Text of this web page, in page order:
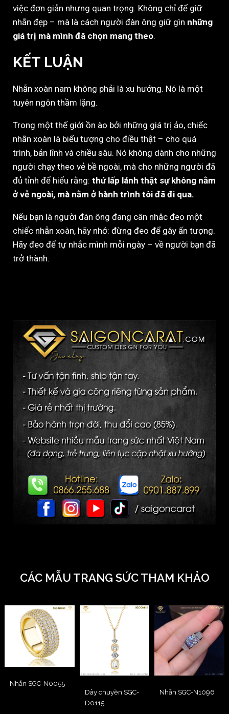
việc đơn giản nhưng quan trọng. Không chỉ để giữ
nhẫn đẹp – mà là cách người đàn ông giữ gìn những
giá trị mà mình đã chọn mang theo.
KẾT LUẬN
Nhẫn xoàn nam không phải là xu hướng. Nó là một
tuyên ngôn thầm lặng.
Trong một thế giới ồn ào bởi những giá trị ảo, chiếc
nhẫn xoàn là biểu tượng cho điều thật – cho quá
trình, bản lĩnh và chiều sâu. Nó không dành cho những
người chạy theo vẻ bề ngoài, mà cho những người đã
đủ tỉnh để hiểu rằng: thứ lấp lánh thật sự không nằm
ở vẻ ngoài, mà nằm ở hành trình tôi đã đi qua.
Nếu bạn là người đàn ông đang cân nhắc đeo một
chiếc nhẫn xoàn, hãy nhớ: đừng đeo để gây ấn tượng.
Hãy đeo để tự nhắc mình mỗi ngày – về người bạn đã
trở thành.
CÁC MẪU TRANG SỨC THAM KHẢO
Nhẫn SGC-N0055
Dây chuyền SGC-
D0115
Nhẫn SGC-N1096